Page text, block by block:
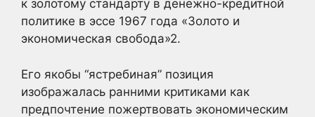
к золотому стандарту в денежно-кредитной
политике в эссе 1967 года «Золото и
экономическая свобода»2.
Его якобы “ястребиная” позиция
изображалась ранними критиками как
предпочтение пожертвовать экономическим